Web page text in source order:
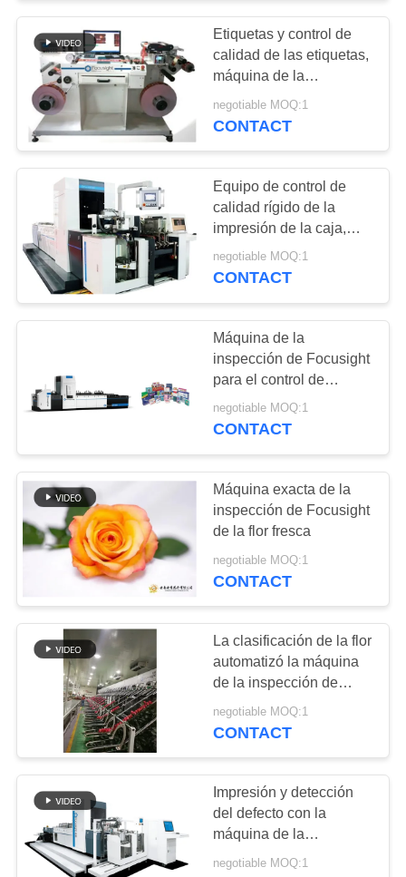
PIDA
UNA
CITA
MAPA
DEL
SITIO
PRIVACY
POLICY
Etiquetas y control de
calidad de las etiquetas,
máquina de la
inspección de 10KW
Focusight
negotiable MOQ:1
CONTACT
Equipo de control de
calidad rígido de la
impresión de la caja,
máquina de la
inspección de Focusight
negotiable MOQ:1
CONTACT
Máquina de la
inspección de Focusight
para el control de
calidad de la impresión
de la caja de embalaje
negotiable MOQ:1
CONTACT
Máquina exacta de la
inspección de Focusight
de la flor fresca
negotiable MOQ:1
CONTACT
La clasificación de la flor
automatizó la máquina
de la inspección de
Focusight
negotiable MOQ:1
CONTACT
Impresión y detección
del defecto con la
máquina de la
inspección de la
negotiable MOQ:1